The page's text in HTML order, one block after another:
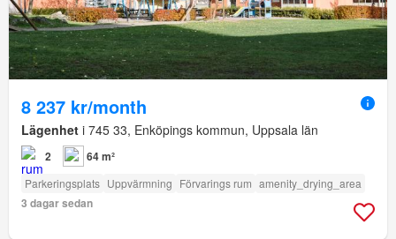
8 237 kr/month
Lägenhet i 745 33, Enköpings kommun, Uppsala län
2 64 m²
Parkeringsplats Uppvärmning Förvarings rum amenity_drying_area
3 dagar sedan